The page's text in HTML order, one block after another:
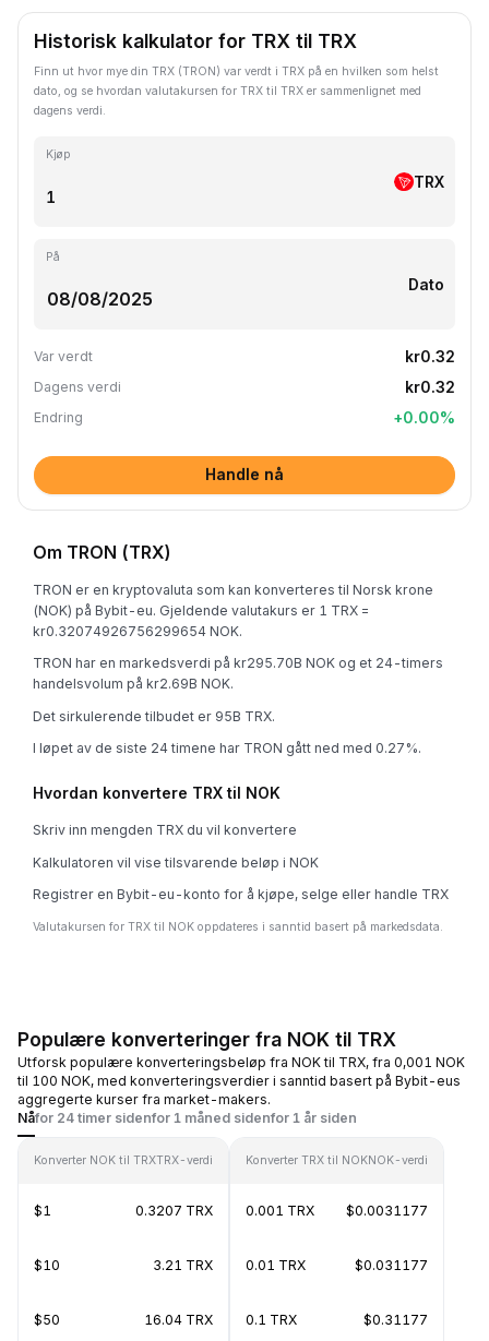
Historisk kalkulator for TRX til TRX
Finn ut hvor mye din TRX (TRON) var verdt i TRX på en hvilken som helst
dato, og se hvordan valutakursen for TRX til TRX er sammenlignet med
dagens verdi.
Kjøp
TRX
På
Dato
Var verdt kr0.32
Dagens verdi kr0.32
Endring +0.00%
Handle nå
Om TRON (TRX)
TRON er en kryptovaluta som kan konverteres til Norsk krone
(NOK) på Bybit-eu. Gjeldende valutakurs er 1 TRX =
kr0.32074926756299654 NOK.
TRON har en markedsverdi på kr295.70B NOK og et 24-timers
handelsvolum på kr2.69B NOK.
Det sirkulerende tilbudet er 95B TRX.
I løpet av de siste 24 timene har TRON gått ned med 0.27%.
Hvordan konvertere TRX til NOK
Skriv inn mengden TRX du vil konvertere
Kalkulatoren vil vise tilsvarende beløp i NOK
Registrer en Bybit-eu-konto for å kjøpe, selge eller handle TRX
Valutakursen for TRX til NOK oppdateres i sanntid basert på markedsdata.
Populære konverteringer fra NOK til TRX
Utforsk populære konverteringsbeløp fra NOK til TRX, fra 0,001 NOK
til 100 NOK, med konverteringsverdier i sanntid basert på Bybit-eus
aggregerte kurser fra market-makers.
Nåfor 24 timer sidenfor 1 måned sidenfor 1 år siden
Konverter NOK til TRXTRX-verdi
$1 0.3207 TRX
$10 3.21 TRX
$50 16.04 TRX
Konverter TRX til NOKNOK-verdi
0.001 TRX $0.0031177
0.01 TRX $0.031177
0.1 TRX $0.31177